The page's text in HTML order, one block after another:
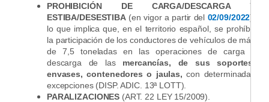
PROHIBICIÓN DE CARGA/DESCARGA Y
ESTIBA/DESESTIBA(en vigor a partir del 02/09/2022),
lo que implica que, en el territorio español, se prohíbe
la participación de los conductores de vehículos de más
de 7,5 toneladas en las operaciones de carga y
descarga de las mercancías, de sus soportes,
envases, contenedores o jaulas, con determinadas
excepciones (DISP. ADIC. 13ª LOTT).
PARALIZACIONES (ART. 22 LEY 15/2009).